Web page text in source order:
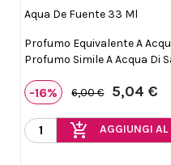
Aqua De Fuente 33 Ml
Profumo Equivalente A
Profumo Simile A Acqua Di
-16% 6,00 € 5,04 €
add_shopping_cart AGGIUNGI AL